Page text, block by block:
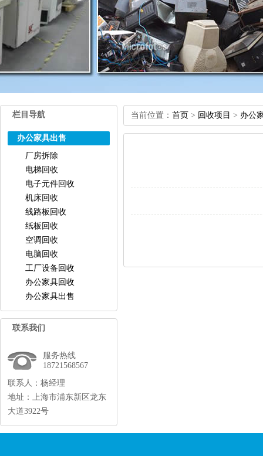
栏目导航
办公家具出售
厂房拆除
电梯回收
电子元件回收
机床回收
线路板回收
纸板回收
空调回收
电脑回收
工厂设备回收
办公家具回收
办公家具出售
联系我们
服务热线
18721568567
联系人：杨经理
地址：上海市浦东新区龙东
大道3922号
当前位置： 首页 > 回收项目 > 办公